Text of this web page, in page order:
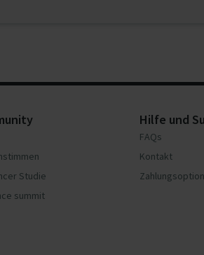
Studie
summit
Hilfe und
FAQs
Kontakt